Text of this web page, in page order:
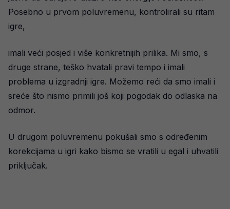
Posebno u prvom poluvremenu, kontrolirali su ritam
igre,
imali veći posjed i više konkretnijih prilika. Mi smo, s
druge strane, teško hvatali pravi tempo i imali
problema u izgradnji igre. Možemo reći da smo imali i
sreće što nismo primili još koji pogodak do odlaska na
odmor.
U drugom poluvremenu pokušali smo s određenim
korekcijama u igri kako bismo se vratili u egal i uhvatili
priključak.